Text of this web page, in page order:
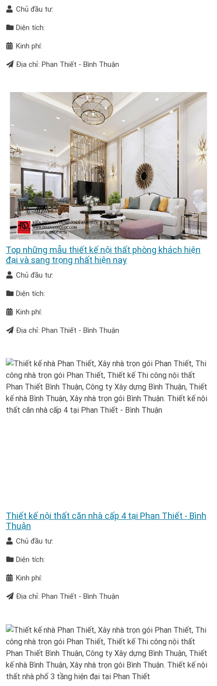
Chủ đầu tư:
Diện tích:
Kinh phí:
Địa chỉ: Phan Thiết - Bình Thuận
Top những mẫu thiết kế nội thất phòng khách hiện
đại và sang trọng nhất hiện nay
Chủ đầu tư:
Diện tích:
Kinh phí:
Địa chỉ: Phan Thiết - Bình Thuận
Thiết kế nội thất căn nhà cấp 4 tại Phan Thiết - Bình
Thuận
Chủ đầu tư:
Diện tích:
Kinh phí:
Địa chỉ: Phan Thiết - Bình Thuận